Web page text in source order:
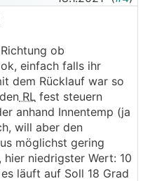
ob
einfach falls ihr
dem Rücklauf war so
RL fest steuern
anhand Innentemp (ja
will aber den
möglichst gering
niedrigster Wert: 10
läuft auf Soll 18 Grad